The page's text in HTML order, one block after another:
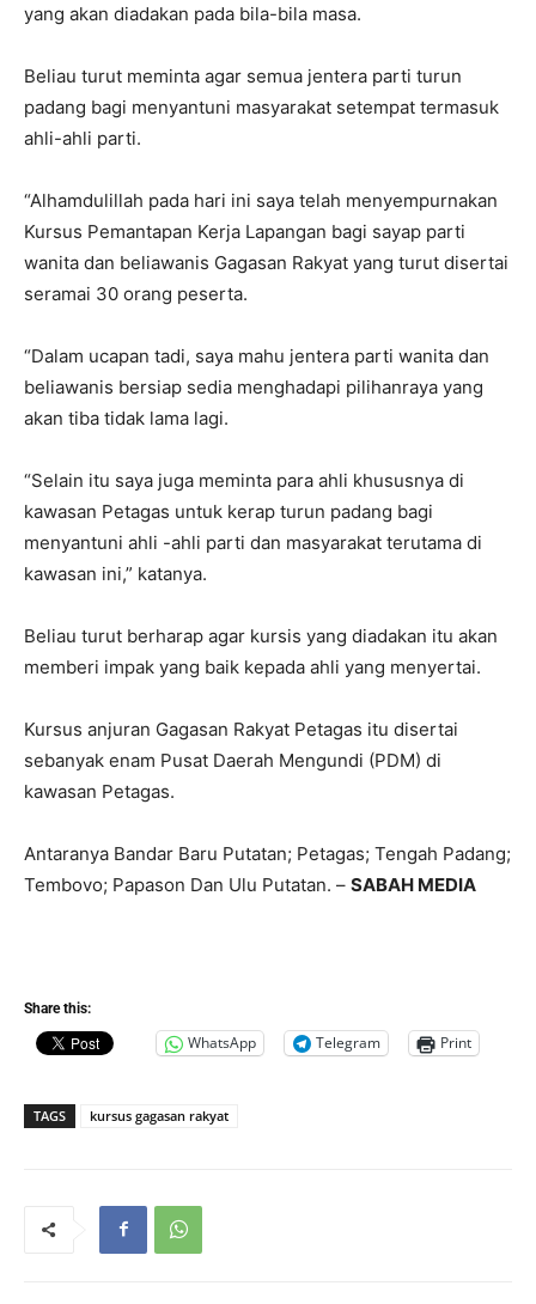
yang akan diadakan pada bila-bila masa.
Beliau turut meminta agar semua jentera parti turun
padang bagi menyantuni masyarakat setempat termasuk
ahli-ahli parti.
“Alhamdulillah pada hari ini saya telah menyempurnakan
Kursus Pemantapan Kerja Lapangan bagi sayap parti
wanita dan beliawanis Gagasan Rakyat yang turut disertai
seramai 30 orang peserta.
“Dalam ucapan tadi, saya mahu jentera parti wanita dan
beliawanis bersiap sedia menghadapi pilihanraya yang
akan tiba tidak lama lagi.
“Selain itu saya juga meminta para ahli khususnya di
kawasan Petagas untuk kerap turun padang bagi
menyantuni ahli -ahli parti dan masyarakat terutama di
kawasan ini,” katanya.
Beliau turut berharap agar kursis yang diadakan itu akan
memberi impak yang baik kepada ahli yang menyertai.
Kursus anjuran Gagasan Rakyat Petagas itu disertai
sebanyak enam Pusat Daerah Mengundi (PDM) di
kawasan Petagas.
Antaranya Bandar Baru Putatan; Petagas; Tengah Padang;
Tembovo; Papason Dan Ulu Putatan. – SABAH MEDIA
Share this:
WhatsApp Telegram Print
TAGS kursus gagasan rakyat